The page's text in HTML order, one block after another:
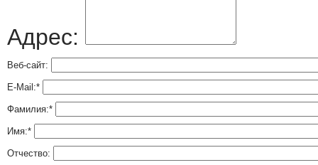
Адрес:
Веб-сайт:
E-Mail:*
Фамилия:*
Имя:*
Отчество: